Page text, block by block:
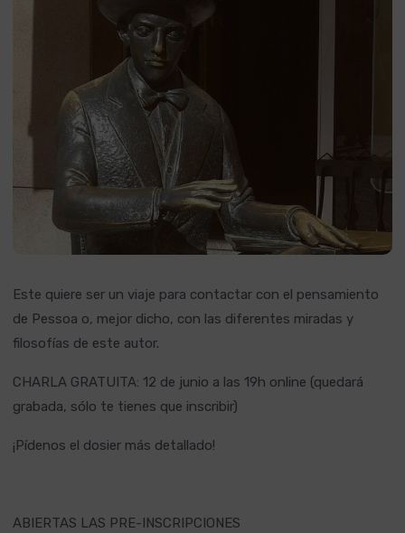
Este quiere ser un viaje para contactar con el pensamiento
de Pessoa o, mejor dicho, con las diferentes miradas y
filosofías de este autor.
CHARLA GRATUITA: 12 de junio a las 19h online (quedará
grabada, sólo te tienes que inscribir)
¡Pídenos el dosier más detallado!
ABIERTAS LAS PRE-INSCRIPCIONES